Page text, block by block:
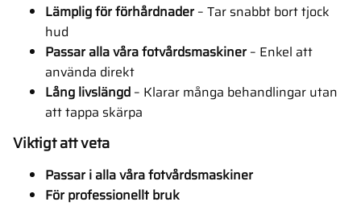
Lämplig för förhårdnader – Tar snabbt bort tjock
hud
Passar alla våra fotvårdsmaskiner – Enkel att
använda direkt
Lång livslängd – Klarar många behandlingar utan
att tappa skärpa
Viktigt att veta
Passar i alla våra fotvårdsmaskiner
För professionellt bruk